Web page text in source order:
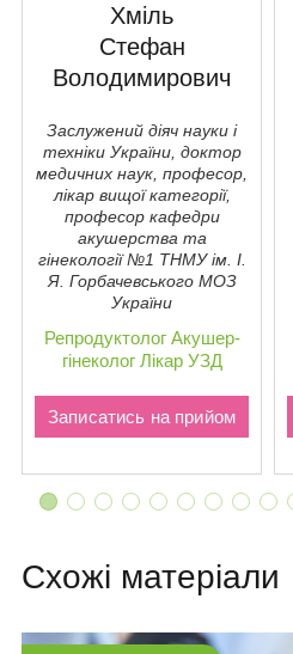
Хміль
Стефан
Володимирович
Заслужений діяч науки і
техніки України, доктор
медичних наук, професор,
лікар вищої категорії,
професор кафедри
акушерства та
гiнекології №1 ТНМУ ім. І.
Я. Горбачевського МОЗ
України
Репродуктолог Акушер-
гінеколог Лікар УЗД
Записатись на прийом
Схожі матеріали